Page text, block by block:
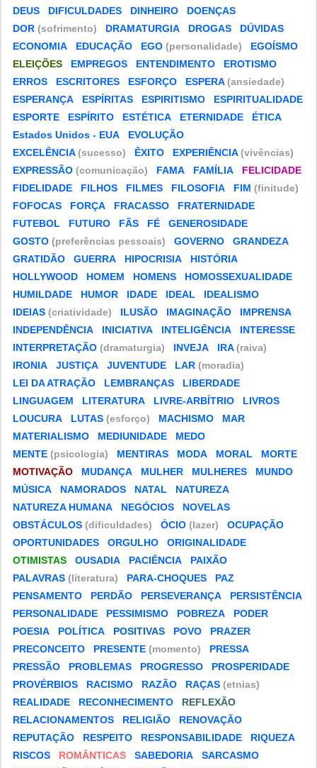
DEUS DIFICULDADES DINHEIRO
DOENÇAS
DOR (sofrimento) DRAMATURGIA DROGAS
DÚVIDAS
ECONOMIA
EDUCAÇÃO EGO (personalidade)
EGOÍSMO
ELEIÇÕES
EMPREGOS ENTENDIMENTO
EROTISMO
ERROS
ESCRITORES ESFORÇO ESPERA(ansiedade)
ESPERANÇA
ESPÍRITAS ESPIRITISMO
ESPIRITUALIDADE
ESPORTE
ESPÍRITO ESTÉTICA ETERNIDADE
ÉTICA
Estados Unidos - EUA
EVOLUÇÃO
EXCELÊNCIA(sucesso) ÊXITO EXPERIÊNCIA(vivências)
EXPRESSÃO (comunicação) FAMA FAMÍLIA
FELICIDADE
FIDELIDADE
FILHOS FILMES FILOSOFIA FIM (finitude)
FOFOCAS
FORÇA FRACASSO
FRATERNIDADE
FUTEBOL
FUTURO FÃS FÉ
GENEROSIDADE
GOSTO (preferências pessoais) GOVERNO
GRANDEZA
GRATIDÃO
GUERRA HIPOCRISIA
HISTÓRIA
HOLLYWOOD
HOMEM HOMENS
HOMOSSEXUALIDADE
HUMILDADE
HUMOR IDADE IDEAL
IDEALISMO
IDEIAS (criatividade) ILUSÃO IMAGINAÇÃO
IMPRENSA
INDEPENDÊNCIA
INICIATIVA INTELIGÊNCIA
INTERESSE
INTERPRETAÇÃO (dramaturgia) INVEJA IRA(raiva)
IRONIA
JUSTIÇA JUVENTUDE LAR (moradia)
LEI DA ATRAÇÃO
LEMBRANÇAS
LIBERDADE
LINGUAGEM
LITERATURA LIVRE-ARBÍTRIO
LIVROS
LOUCURA
LUTAS (esforço) MACHISMO
MAR
MATERIALISMO
MEDIUNIDADE
MEDO
MENTE (psicologia) MENTIRAS MODA MORAL
MORTE
MOTIVAÇÃO
MUDANÇA MULHER MULHERES
MUNDO
MÚSICA
NAMORADOS NATAL
NATUREZA
NATUREZA HUMANA
NEGÓCIOS
NOVELAS
OBSTÁCULOS (dificuldades) ÓCIO (lazer)
OCUPAÇÃO
OPORTUNIDADES
ORGULHO
ORIGINALIDADE
OTIMISTAS
OUSADIA PACIÊNCIA
PAIXÃO
PALAVRAS (literatura) PARA-CHOQUES
PAZ
PENSAMENTO
PERDÃO PERSEVERANÇA
PERSISTÊNCIA
PERSONALIDADE
PESSIMISMO POBREZA
PODER
POESIA
POLÍTICA POSITIVAS POVO
PRAZER
PRECONCEITO
PRESENTE (momento)
PRESSA
PRESSÃO
PROBLEMAS PROGRESSO
PROSPERIDADE
PROVÉRBIOS
RACISMO RAZÃO RAÇAS (etnias)
REALIDADE
RECONHECIMENTO
REFLEXÃO
RELACIONAMENTOS
RELIGIÃO
RENOVAÇÃO
REPUTAÇÃO
RESPEITO RESPONSABILIDADE
RIQUEZA
RISCOS
ROMÂNTICAS SABEDORIA
SARCASMO